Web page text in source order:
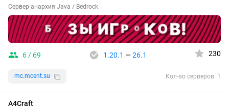
Сервер анархия Java / Bedrock.
6 / 69 1.20.1 — 26.1 230
mc.mcent.su Кол-во серверов: 1
A4Craft